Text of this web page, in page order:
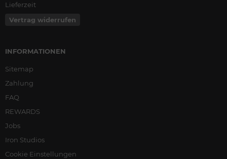
Lieferzeit
Vertrag widerrufen
INFORMATIONEN
Sitemap
Zahlung
FAQ
REWARDS
Jobs
Iron Studios
Cookie Einstellungen